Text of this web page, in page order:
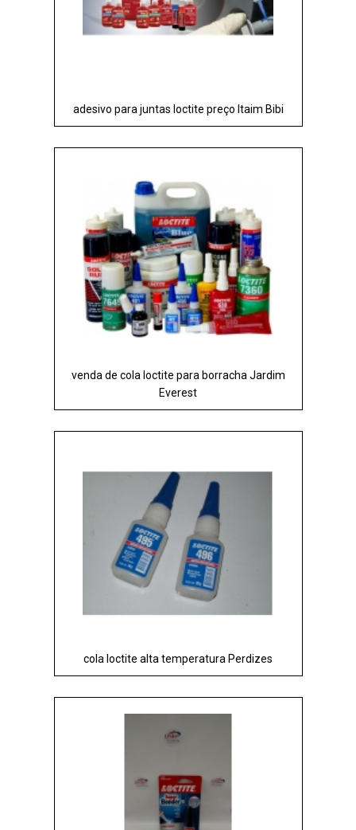
adesivo para juntas loctite preço Itaim Bibi
venda de cola loctite para borracha Jardim
Everest
cola loctite alta temperatura Perdizes